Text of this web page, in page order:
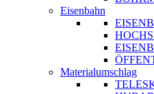
Eisenbahn
Materialumschlag